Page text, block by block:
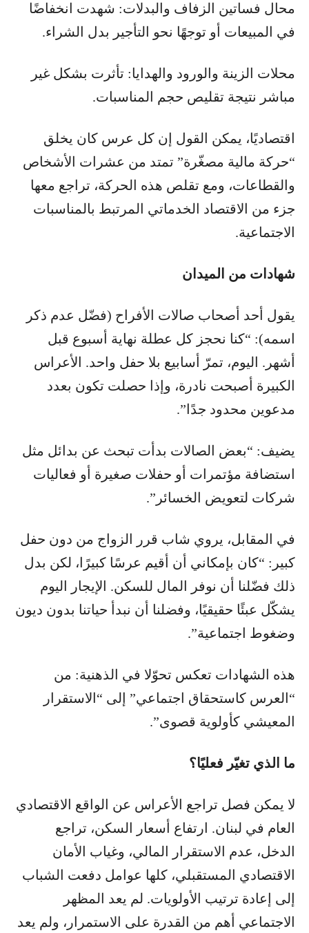
محال فساتين الزفاف والبدلات: شهدت انخفاضًا
في المبيعات أو توجهًا نحو التأجير بدل الشراء.
محلات الزينة والورود والهدايا: تأثرت بشكل غير
مباشر نتيجة تقليص حجم المناسبات.
اقتصاديًا، يمكن القول إن كل عرس كان يخلق
“حركة مالية مصغّرة” تمتد من عشرات الأشخاص
والقطاعات، ومع تقلص هذه الحركة، تراجع معها
جزء من الاقتصاد الخدماتي المرتبط بالمناسبات
الاجتماعية.
شهادات من الميدان
يقول أحد أصحاب صالات الأفراح (فضّل عدم ذكر
اسمه): “كنا نحجز كل عطلة نهاية أسبوع قبل
أشهر. اليوم، تمرّ أسابيع بلا حفل واحد. الأعراس
الكبيرة أصبحت نادرة، وإذا حصلت تكون بعدد
مدعوين محدود جدًا”.
يضيف: “بعض الصالات بدأت تبحث عن بدائل مثل
استضافة مؤتمرات أو حفلات صغيرة أو فعاليات
شركات لتعويض الخسائر”.
في المقابل، يروي شاب قرر الزواج من دون حفل
كبير: “كان بإمكاني أن أقيم عرسًا كبيرًا، لكن بدل
ذلك فضّلنا أن نوفر المال للسكن. الإيجار اليوم
يشكّل عبئًا حقيقيًا، وفضلنا أن نبدأ حياتنا بدون ديون
وضغوط اجتماعية”.
هذه الشهادات تعكس تحوّلا في الذهنية: من
“العرس كاستحقاق اجتماعي” إلى “الاستقرار
المعيشي كأولوية قصوى”.
ما الذي تغيّر فعليًا؟
لا يمكن فصل تراجع الأعراس عن الواقع الاقتصادي
العام في لبنان. ارتفاع أسعار السكن، تراجع
الدخل، عدم الاستقرار المالي، وغياب الأمان
الاقتصادي المستقبلي، كلها عوامل دفعت الشباب
إلى إعادة ترتيب الأولويات. لم يعد المظهر
الاجتماعي أهم من القدرة على الاستمرار، ولم يعد